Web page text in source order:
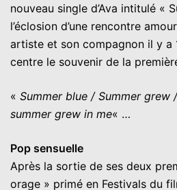
nouveau single d’Ava intitulé «
l’éclosion d’une rencontre
artiste et son compagnon il y a
centre le souvenir de la
« Summer blue / Summer grew
summer grew in me« …
Pop sensuelle
Après la sortie de ses deux
orage » primé en Festivals du